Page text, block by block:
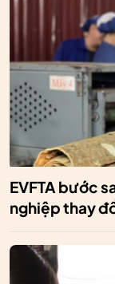
EVFTA bước
nghiệp thay